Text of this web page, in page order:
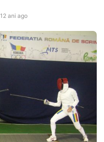
12 ani ago